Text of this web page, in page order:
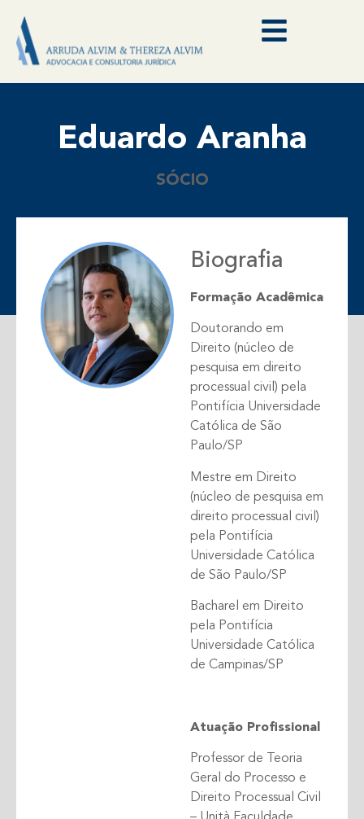
Eduardo Aranha
SÓCIO
Biografia
Formação Acadêmica
Doutorando em
Direito (núcleo de
pesquisa em direito
processual civil) pela
Pontifícia Universidade
Católica de São
Paulo/SP
Mestre em Direito
(núcleo de pesquisa em
direito processual civil)
pela Pontifícia
Universidade Católica
de São Paulo/SP
Bacharel em Direito
pela Pontifícia
Universidade Católica
de Campinas/SP
Atuação Profissional
Professor de Teoria
Geral do Processo e
Direito Processual Civil